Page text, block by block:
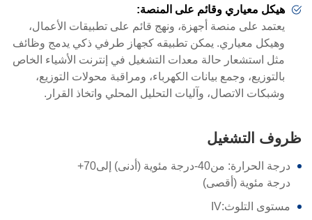
هيكل معياري وقائم على المنصة:
يعتمد على منصة أجهزة، ونهج قائم على تطبيقات الأعمال،
وهيكل معياري. يمكن تطبيقه كجهاز طرفي ذكي يدمج وظائف
مثل استشعار حالة معدات التشغيل في إنترنت الأشياء الخاص
بالتوزيع، وجمع بيانات الكهرباء، ومراقبة محولات التوزيع،
وشبكات الاتصال، وآليات التحليل المحلي واتخاذ القرار.
ظروف التشغيل
درجة الحرارة: من-40درجة مئوية (أدنى) إلى+70
درجة مئوية (أقصى)
مستوى التلوث:
IV